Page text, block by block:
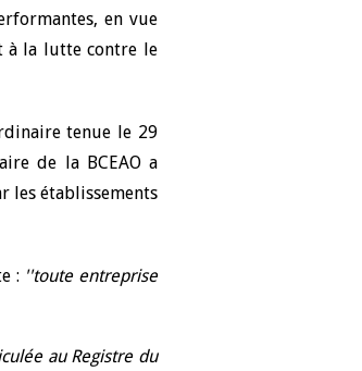
en vue
à la lutte contre le
tenue le 29
de la BCEAO a
les établissements
: ''toute entreprise
au Registre du